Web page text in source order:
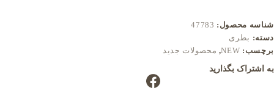
شناسه محصول: 47783
دسته: بطری
برچسب: NEW
, محصولات جدید
به اشتراک بگذارید